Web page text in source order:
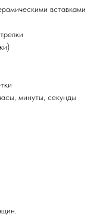
вставками
минуты, секунды